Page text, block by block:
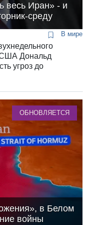
весь Иран» - и
среду
В мире
США Дональд
угроз до
ОБНОВЛЯЕТСЯ
в Белом
войны